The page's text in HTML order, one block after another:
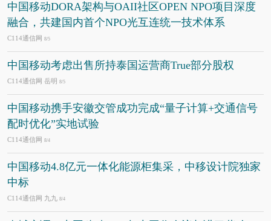
中国移动DORA架构与OAII社区OPEN NPO项目深度
融合，共建国内首个NPO光互连统一技术体系
C114通信网 8/5
中国移动考虑出售所持泰国运营商True部分股权
C114通信网 岳明 8/5
中国移动携手安徽交管成功完成“量子计算+交通信号
配时优化”实地试验
C114通信网 8/4
中国移动4.8亿元一体化能源柜集采，中移设计院独家
中标
C114通信网 九九 8/4